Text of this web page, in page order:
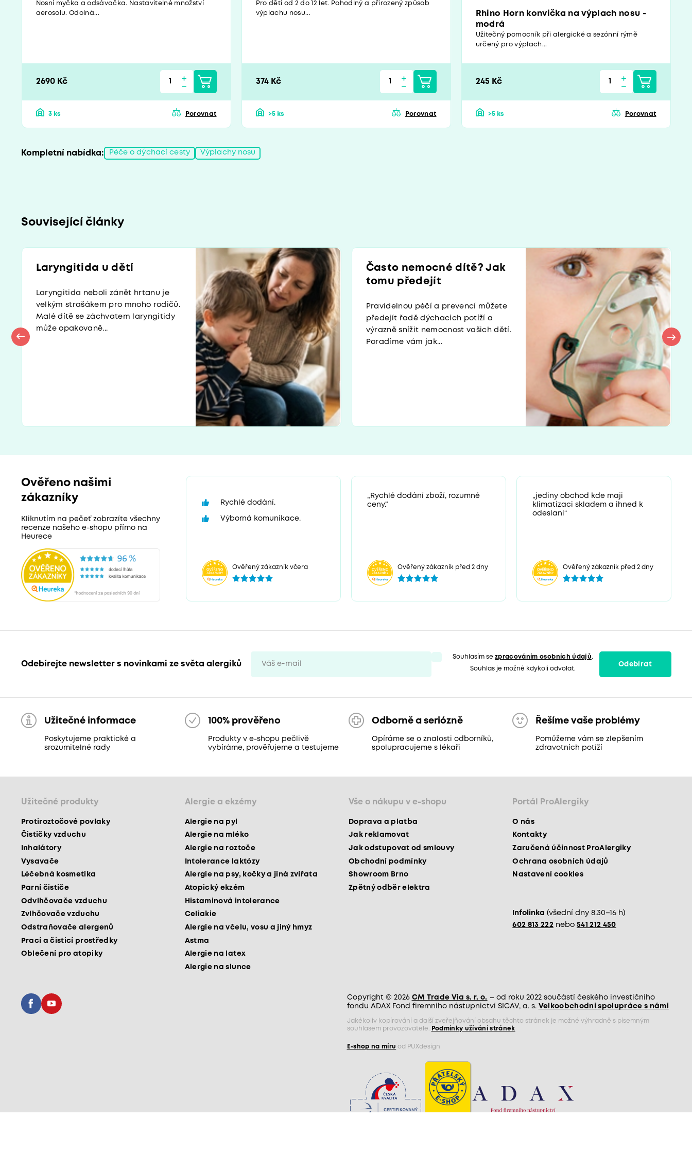
Nosní myčka a odsávačka. Nastavitelné množství
aerosolu. Odolná...
2690 Kč
3 ks Porovnat
Pro děti od 2 do 12 let. Pohodlný a přirozený způsob
výplachu nosu...
374 Kč
>5 ks Porovnat
Rhino Horn konvička na výplach nosu -
modrá
Užitečný pomocník při alergické a sezónní rýmě
určený pro výplach...
245 Kč
>5 ks Porovnat
Kompletní nabídka: Péče o dýchací cesty Výplachy nosu
Související články
Laryngitida u dětí
Laryngitida neboli zánět hrtanu je
velkým strašákem pro mnoho rodičů.
Malé dítě se záchvatem laryngitidy
může opakovaně...
Často nemocné dítě? Jak
tomu předejít
Pravidelnou péčí a prevencí můžete
předejít řadě dýchacích potíží a
výrazně snížit nemocnost vašich dětí.
Poradíme vám jak...
Ověřeno našimi
zákazníky
Kliknutím na pečeť zobrazíte všechny
recenze našeho e-shopu přímo na
Heurece
Rychlé dodání.
Výborná komunikace.
Ověřený zákazník včera
„Rychlé dodání zboží, rozumné
ceny.“
Ověřený zákazník před 2 dny
„jediny obchod kde maji
klimatizaci skladem a ihned k
odeslani“
Ověřený zákazník před 2 dny
Odebírejte newsletter s novinkami ze světa alergiků
Souhlasím sezpracováním osobních údajů.
Souhlas je možné kdykoli odvolat.
Odebírat
Užitečné informace
Poskytujeme praktické a
srozumitelné rady
100% prověřeno
Produkty v e-shopu pečlivě
vybíráme, prověřujeme a testujeme
Odborně a seriózně
Opíráme se o znalosti odborníků,
spolupracujeme s lékaři
Řešíme vaše problémy
Pomůžeme vám se zlepšením
zdravotních potíží
Užitečné produkty
Protiroztočové povlaky
Čističky vzduchu
Inhalátory
Vysavače
Léčebná kosmetika
Parní čističe
Odvlhčovače vzduchu
Zvlhčovače vzduchu
Odstraňovače alergenů
Prací a čisticí prostředky
Oblečení pro atopiky
Alergie a ekzémy
Alergie na pyl
Alergie na mléko
Alergie na roztoče
Intolerance laktózy
Alergie na psy, kočky a jiná zvířata
Atopický ekzém
Histaminová intolerance
Celiakie
Alergie na včelu, vosu a jiný hmyz
Astma
Alergie na latex
Alergie na slunce
Vše o nákupu v e-shopu
Doprava a platba
Jak reklamovat
Jak odstupovat od smlouvy
Obchodní podmínky
Showroom Brno
Zpětný odběr elektra
Portál ProAlergiky
O nás
Kontakty
Zaručená účinnost ProAlergiky
Ochrana osobních údajů
Nastavení cookies
Infolinka (všední dny 8.30–16 h)
602 813 222 nebo 541 212 450
Copyright © 2026 CM Trade Via s. r. o. – od roku 2022 součástí českého investičního
fondu ADAX Fond firemního nástupnictví SICAV, a. s. Velkoobchodní spolupráce s námi
Jakékoliv kopírování a další zveřejňování obsahu těchto stránek je možné výhradně s písemným
souhlasem provozovatele.
Podmínky užívání stránek
E-shop na míru od PUXdesign